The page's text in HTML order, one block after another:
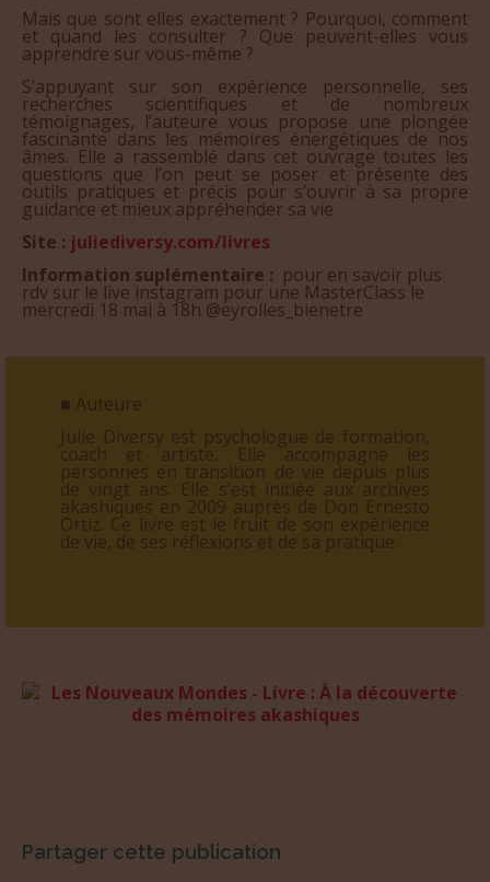
Mais que sont elles exactement ? Pourquoi, comment
et quand les consulter ? Que peuvent-elles vous
apprendre sur vous-même ?
S’appuyant sur son expérience personnelle, ses
recherches scientifiques et de nombreux
témoignages, l’auteure vous propose une plongée
fascinante dans les mémoires énergétiques de nos
âmes. Elle a rassemblé dans cet ouvrage toutes les
questions que l’on peut se poser et présente des
outils pratiques et précis pour s’ouvrir à sa propre
guidance et mieux appréhender sa vie.
Site : juliediversy.com/livres
Information suplémentaire : pour en savoir plus
rdv sur le live instagram pour une MasterClass le
mercredi 18 mai à 18h @eyrolles_bienetre
■ Auteure
Julie Diversy est psychologue de formation,
coach et artiste. Elle accompagne les
personnes en transition de vie depuis plus
de vingt ans. Elle s’est initiée aux archives
akashiques en 2009 auprès de Don Ernesto
Ortiz. Ce livre est le fruit de son expérience
de vie, de ses réflexions et de sa pratique.
Partager cette publication